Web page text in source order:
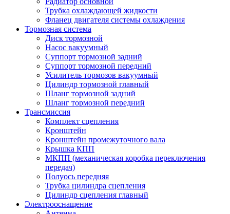
Трубка охлаждающей жидкости
Фланец двигателя системы охлаждения
Тормозная система
Диск тормозной
Насос вакуумный
Суппорт тормозной задний
Суппорт тормозной передний
Усилитель тормозов вакуумный
Цилиндр тормозной главный
Шланг тормозной задний
Шланг тормозной передний
Трансмиссия
Комплект сцепления
Кронштейн
Кронштейн промежуточного вала
Крышка КПП
МКПП (механическая коробка переключения
передач)
Полуось передняя
Трубка цилиндра сцепления
Цилиндр сцепления главный
Электрооснащение